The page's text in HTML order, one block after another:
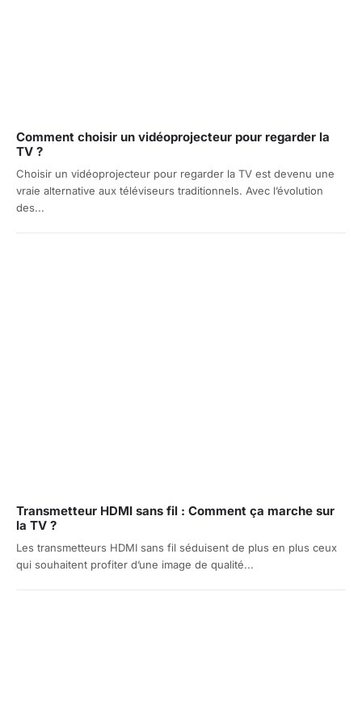
Comment choisir un vidéoprojecteur pour regarder la
TV ?
Choisir un vidéoprojecteur pour regarder la TV est devenu une
vraie alternative aux téléviseurs traditionnels. Avec l’évolution
des...
Transmetteur HDMI sans fil : Comment ça marche sur
la TV ?
Les transmetteurs HDMI sans fil séduisent de plus en plus ceux
qui souhaitent profiter d’une image de qualité...